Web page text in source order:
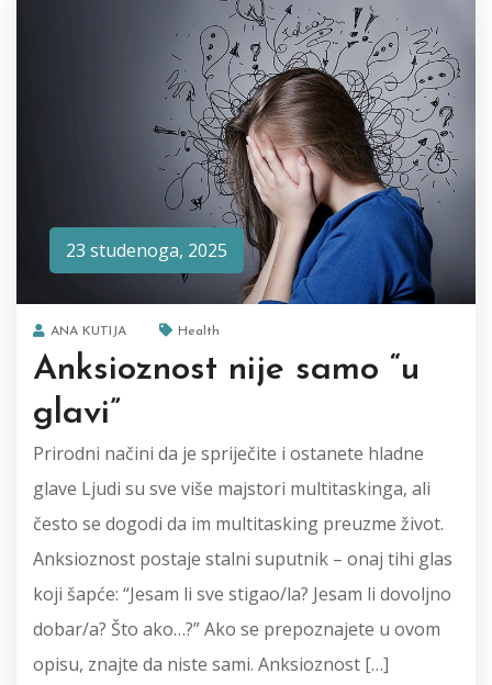
23 studenoga, 2025
ANA KUTIJA Health
Anksioznost nije samo “u
glavi”
Prirodni načini da je spriječite i ostanete hladne
glave Ljudi su sve više majstori multitaskinga, ali
često se dogodi da im multitasking preuzme život.
Anksioznost postaje stalni suputnik – onaj tihi glas
koji šapće: “Jesam li sve stigao/la? Jesam li dovoljno
dobar/a? Što ako…?” Ako se prepoznajete u ovom
opisu, znajte da niste sami. Anksioznost […]